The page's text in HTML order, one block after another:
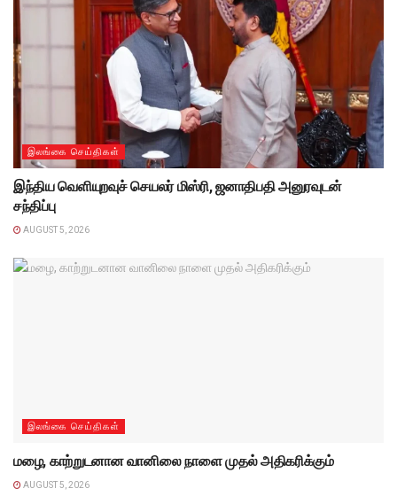
இலங்கை செய்திகள்
இந்திய வெளியுறவுச் செயலர் மிஸ்ரி, ஜனாதிபதி அனுரவுடன்
சந்திப்பு
AUGUST 5, 2026
இலங்கை செய்திகள்
மழை, காற்றுடனான வானிலை நாளை முதல் அதிகரிக்கும்
AUGUST 5, 2026